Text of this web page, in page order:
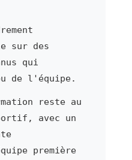
sur des
qui
de l'équipe.
reste au
avec un
première